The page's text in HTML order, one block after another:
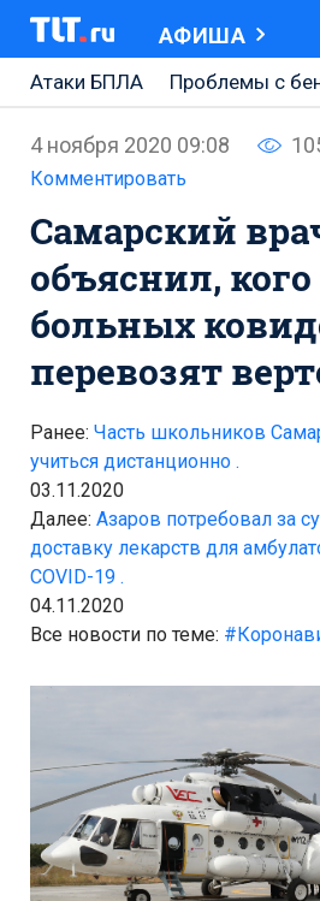
АФИША
Атаки БПЛА
Проблемы с
АВТОВАЗ
Ремонт Центральной площади
Ремонт Обводного шоссе
Набережная Тольятти
Неделя Тольятти
4 ноября 2020 09:08
Комментировать
Самарский
объяснил, кого
больных
перевозят
Ранее: Часть школьников
учиться дистанционно .
03.11.2020
Далее: Азаров потребовал за
доставку лекарств для
COVID-19 .
04.11.2020
Все новости по теме: